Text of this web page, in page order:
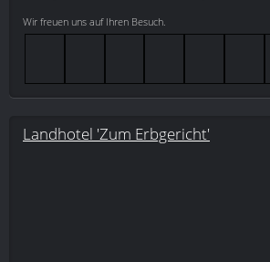
Wir freuen uns auf Ihren Besuch.
Landhotel 'Zum Erbgericht'